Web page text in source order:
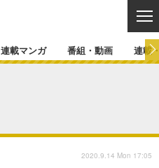
マンガ
カバー
連載マンガ 番組・動画 連載
2020.9.14 Mon 17:05